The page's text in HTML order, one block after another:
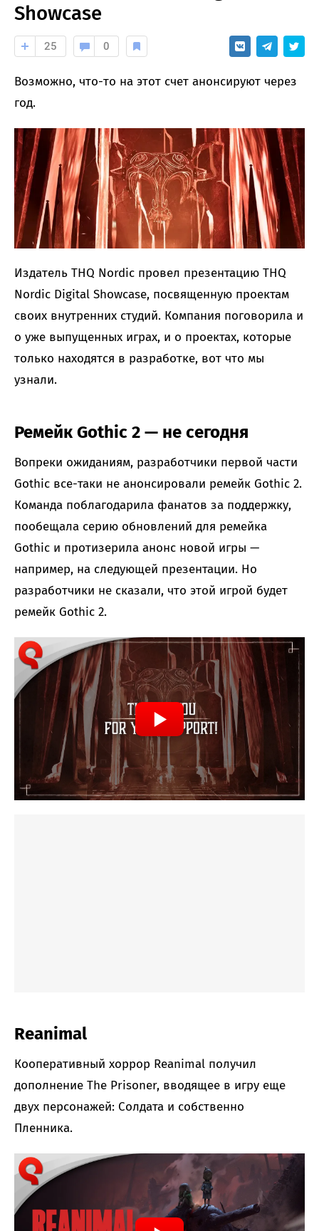
Showcase
25 0
Возможно, что-то на этот счет анонсируют через
год.
Издатель THQ Nordic провел презентацию THQ
Nordic Digital Showcase, посвященную проектам
своих внутренних студий. Компания поговорила и
о уже выпущенных играх, и о проектах, которые
только находятся в разработке, вот что мы
узнали.
Ремейк Gothic 2 — не сегодня
Вопреки ожиданиям, разработчики первой части
Gothic все-таки не анонсировали ремейк Gothic 2.
Команда поблагодарила фанатов за поддержку,
пообещала серию обновлений для ремейка
Gothic и протизерила анонс новой игры —
например, на следующей презентации. Но
разработчики не сказали, что этой игрой будет
ремейк Gothic 2.
Reanimal
Кооперативный хоррор Reanimal получил
дополнение The Prisoner, вводящее в игру еще
двух персонажей: Солдата и собственно
Пленника.